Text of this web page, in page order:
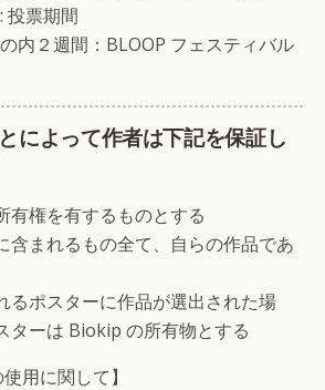
投票期間
内２週間：BLOOP フェスティバル
によって作者は下記を保証し
有権を有するものとする
含まれるもの全て、自らの作品であ
るポスターに作品が選出された場
ターは Biokip の所有物とする
用に関して】